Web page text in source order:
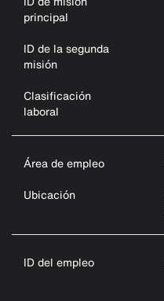
principal
ID de la segunda
misión
Clasificación
laboral
Área de empleo
Ubicación
ID del empleo